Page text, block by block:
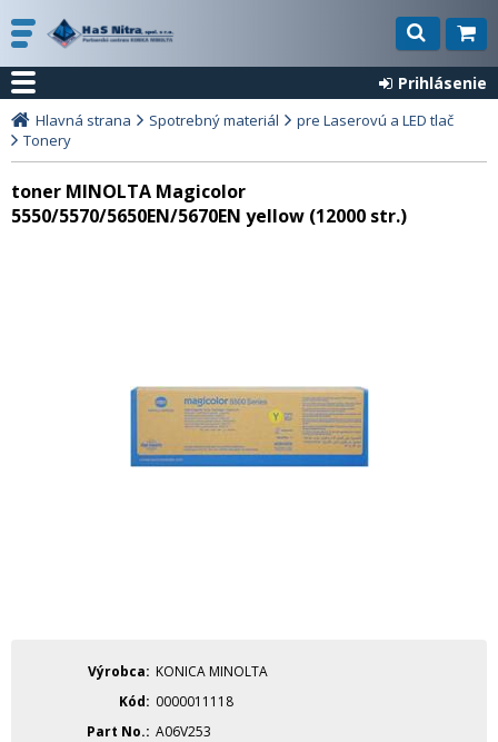
Prihlásenie
Hlavná strana Spotrebný materiál
pre Laserovú a LED tlač
Tonery
toner MINOLTA Magicolor
5550/5570/5650EN/5670EN yellow (12000 str.)
Výrobca
KONICA MINOLTA
Kód
0000011118
Part No. A06V253